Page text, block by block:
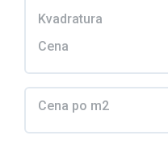
Kvadratura
Cena
Cena po m2